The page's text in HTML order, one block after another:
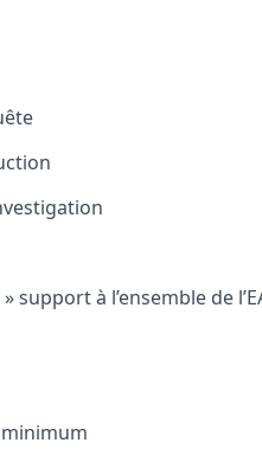
à l’ensemble de
minimum